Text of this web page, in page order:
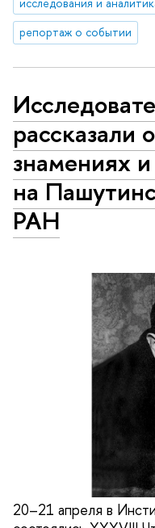
репортаж о событии
рассказали
знамениях
на
РАН
20–21 апреля в